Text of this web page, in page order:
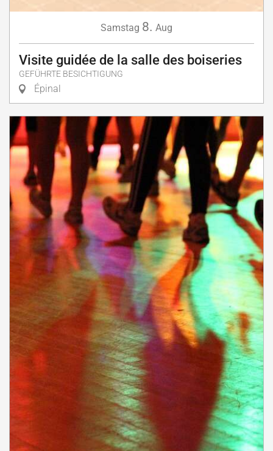
Samstag 8. Aug
Visite guidée de la salle des boiseries
GEFÜHRTE BESICHTIGUNG
Épinal